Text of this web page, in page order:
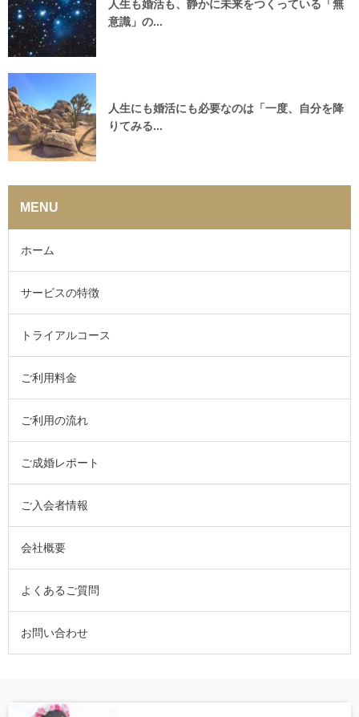
人生も婚活も、静かに未来をつくっている「無
意識」の...
人生にも婚活にも必要なのは「一度、自分を降
りてみる...
MENU
ホーム
サービスの特徴
トライアルコース
ご利用料金
ご利用の流れ
ご成婚レポート
ご入会者情報
会社概要
よくあるご質問
お問い合わせ